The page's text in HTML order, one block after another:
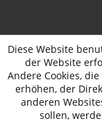
Diese Website
der Website
Andere Cookies,
erhöhen, der
anderen
sollen,